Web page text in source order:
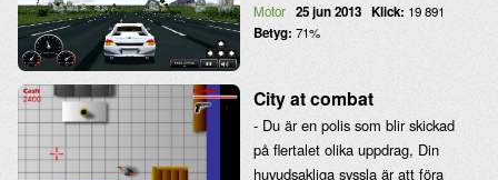
Motor 25 jun 2013 Klick: 19 891
Betyg: 71%
City at combat
- Du är en polis som blir skickad
på flertalet olika uppdrag, Din
huvudsakliga syssla är att föra